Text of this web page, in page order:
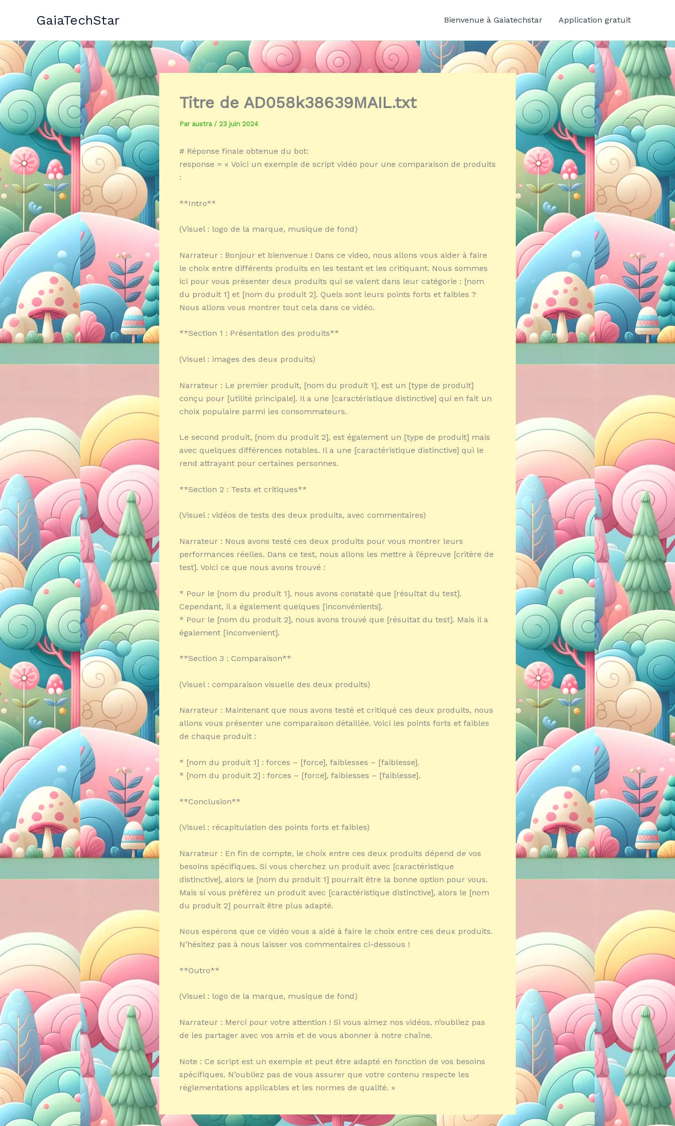
GaiaTechStar Bienvenue à Gaiatechstar Application gratuit
Titre de AD058k38639MAIL.txt
Par austra / 23 juin 2024
# Réponse finale obtenue du bot:
response = « Voici un exemple de script vidéo pour une comparaison de produits
:
**Intro**
(Visuel : logo de la marque, musique de fond)
Narrateur : Bonjour et bienvenue ! Dans ce video, nous allons vous aider à faire
le choix entre différents produits en les testant et les critiquant. Nous sommes
ici pour vous présenter deux produits qui se valent dans leur catégorie : [nom
du produit 1] et [nom du produit 2]. Quels sont leurs points forts et faibles ?
Nous allons vous montrer tout cela dans ce vidéo.
**Section 1 : Présentation des produits**
(Visuel : images des deux produits)
Narrateur : Le premier produit, [nom du produit 1], est un [type de produit]
conçu pour [utilité principale]. Il a une [caractéristique distinctive] qui en fait un
choix populaire parmi les consommateurs.
Le second produit, [nom du produit 2], est également un [type de produit] mais
avec quelques différences notables. Il a une [caractéristique distinctive] qui le
rend attrayant pour certaines personnes.
**Section 2 : Tests et critiques**
(Visuel : vidéos de tests des deux produits, avec commentaires)
Narrateur : Nous avons testé ces deux produits pour vous montrer leurs
performances réelles. Dans ce test, nous allons les mettre à l’épreuve [critère de
test]. Voici ce que nous avons trouvé :
* Pour le [nom du produit 1], nous avons constaté que [résultat du test].
Cependant, il a également quelques [inconvénients].
* Pour le [nom du produit 2], nous avons trouvé que [résultat du test]. Mais il a
également [inconvenient].
**Section 3 : Comparaison**
(Visuel : comparaison visuelle des deux produits)
Narrateur : Maintenant que nous avons testé et critiqué ces deux produits, nous
allons vous présenter une comparaison détaillée. Voici les points forts et faibles
de chaque produit :
* [nom du produit 1] : forces – [force], faiblesses – [faiblesse].
* [nom du produit 2] : forces – [force], faiblesses – [faiblesse].
**Conclusion**
(Visuel : récapitulation des points forts et faibles)
Narrateur : En fin de compte, le choix entre ces deux produits dépend de vos
besoins spécifiques. Si vous cherchez un produit avec [caractéristique
distinctive], alors le [nom du produit 1] pourrait être la bonne option pour vous.
Mais si vous préférez un produit avec [caractéristique distinctive], alors le [nom
du produit 2] pourrait être plus adapté.
Nous espérons que ce vidéo vous a aidé à faire le choix entre ces deux produits.
N’hésitez pas à nous laisser vos commentaires ci-dessous !
**Outro**
(Visuel : logo de la marque, musique de fond)
Narrateur : Merci pour votre attention ! Si vous aimez nos vidéos, n’oubliez pas
de les partager avec vos amis et de vous abonner à notre chaîne.
Note : Ce script est un exemple et peut être adapté en fonction de vos besoins
spécifiques. N’oubliez pas de vous assurer que votre contenu respecte les
réglementations applicables et les normes de qualité. »